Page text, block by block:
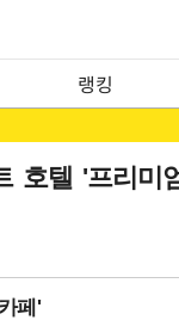
랭킹
호텔 '프리미
페'